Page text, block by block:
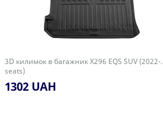
3D килимок в багажник X296 EQS SUV (2022-
seats)
1302 UAH